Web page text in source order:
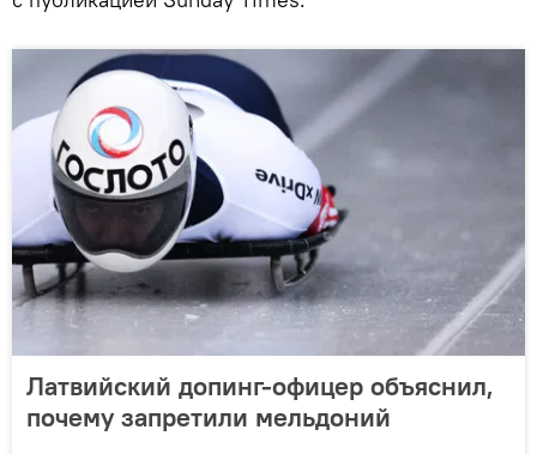
Латвийский допинг-офицер объяснил,
почему запретили мельдоний